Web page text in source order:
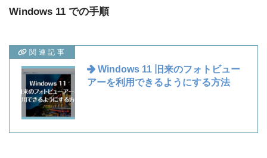
Windows 11 での手順
関連記事
Windows 11 旧来のフォトビュー
アーを利用できるようにする方法